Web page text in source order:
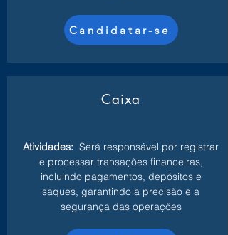
Candidatar-se
Caixa
Atividades: Será responsável por registrar
e processar transações financeiras,
incluindo pagamentos, depósitos e
saques, garantindo a precisão e a
segurança das operações